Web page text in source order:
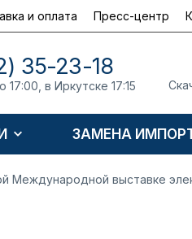
и оплата Пресс-центр
35-23-18
в Иркутске 17:15
ЗАМЕНА
Международной выставке